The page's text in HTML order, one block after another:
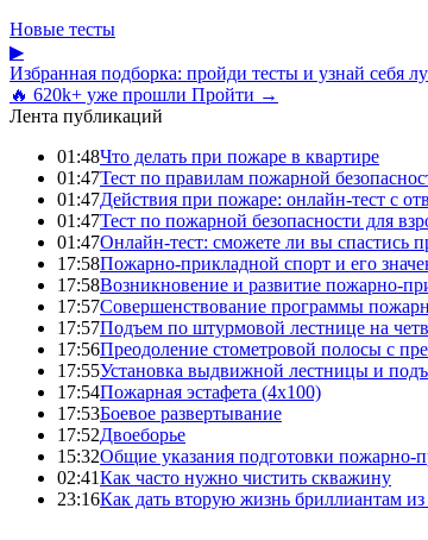
Новые тесты
▶
Избранная подборка: пройди тесты и узнай себя
🔥 620k+ уже прошли Пройти →
Лента публикаций
01:48Что делать при пожаре в квартире
01:47Тест по правилам пожарной
01:47Действия при пожаре: онлайн-тест с
01:47Тест по пожарной безопасности для
01:47Онлайн-тест: сможете ли вы спастись
17:58Пожарно-прикладной спорт и его
17:58Возникновение и развитие пожарно-
17:57Совершенствование программы
17:57Подъем по штурмовой лестнице на
17:56Преодоление стометровой полосы с
17:55Установка выдвижной лестницы и
17:54Пожарная эстафета (4x100)
17:53Боевое развертывание
17:52Двоеборье
15:32Общие указания подготовки пожарно-
02:41Как часто нужно чистить скважину
23:16Как дать вторую жизнь бриллиантам из